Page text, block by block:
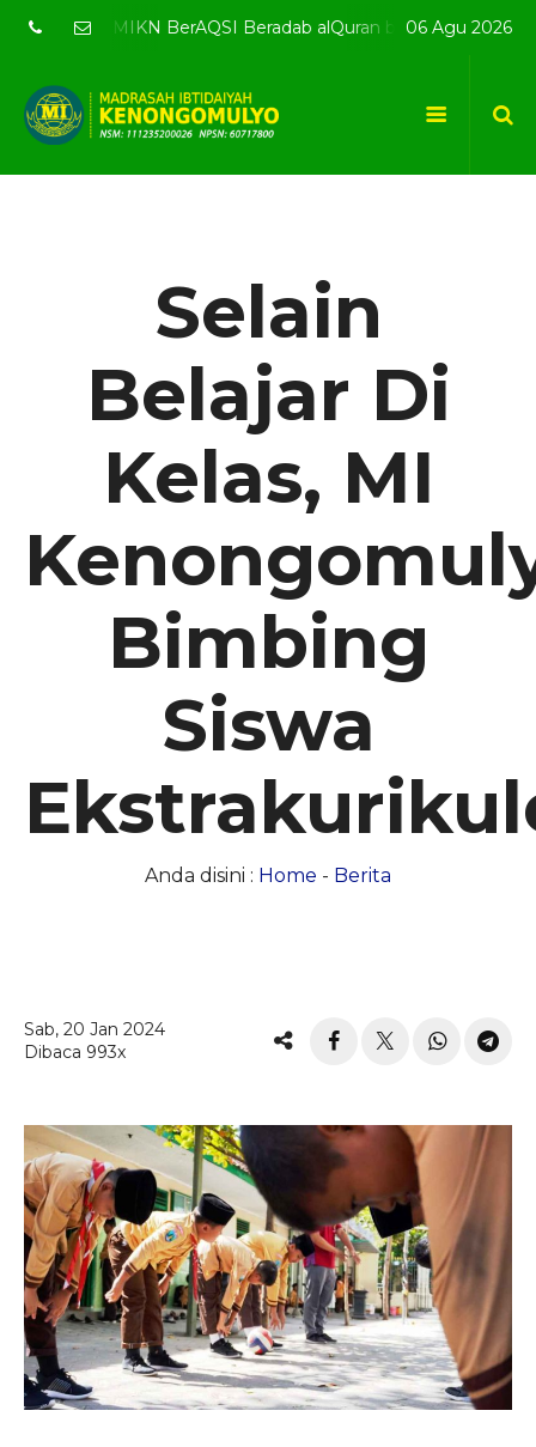
- MIKN BerAQSI Beradab alQuran berprestaSI06 Agu 2026
Selain
Belajar Di
Kelas, MI
Bimbing
Siswa
Anda disini : Home - Berita
Sab, 20 Jan 2024
Dibaca 993x